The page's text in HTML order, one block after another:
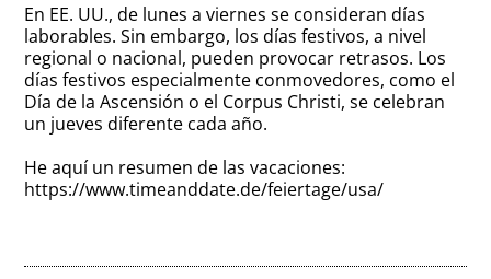
En EE. UU., de lunes a viernes se consideran días
laborables. Sin embargo, los días festivos, a nivel
regional o nacional, pueden provocar retrasos. Los
días festivos especialmente conmovedores, como el
Día de la Ascensión o el Corpus Christi, se celebran
un jueves diferente cada año.
He aquí un resumen de las vacaciones:
https://www.timeanddate.de/feiertage/usa/